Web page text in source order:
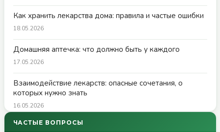
Как хранить лекарства дома: правила и частые ошибки
18.05.2026
Домашняя аптечка: что должно быть у каждого
17.05.2026
Взаимодействие лекарств: опасные сочетания, о
которых нужно знать
16.05.2026
ЧАСТЫЕ ВОПРОСЫ